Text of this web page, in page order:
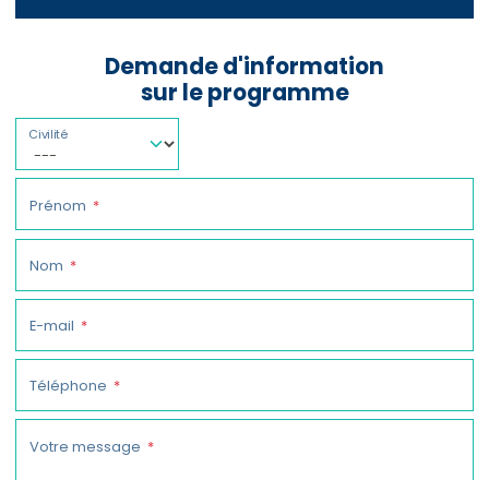
Demande d'information
sur le programme
Civilité
Prénom
Nom
E-mail
Téléphone
Votre message